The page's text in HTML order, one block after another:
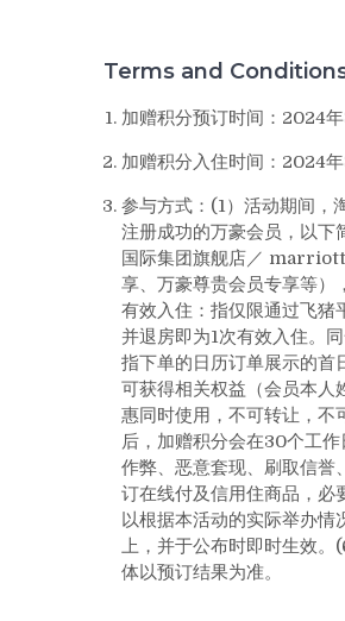
Terms and
加赠积分预订时间：2024
加赠积分入住时间：2024
参与方式：(1）活动期间，
注册成功的万豪会员，以下
国际集团旗舰店／ marriott
享、万豪尊贵会员专享等）
有效入住：指仅限通过飞
并退房即为1次有效入住。
指下单的日历订单展示的首
可获得相关权益（会员本人
惠同时使用，不可转让，不
后，加赠积分会在30个工
作弊、恶意套现、刷取信誉
订在线付及信用住商品，必
以根据本活动的实际举办
上，并于公布时即时生效。
体以预订结果为准。